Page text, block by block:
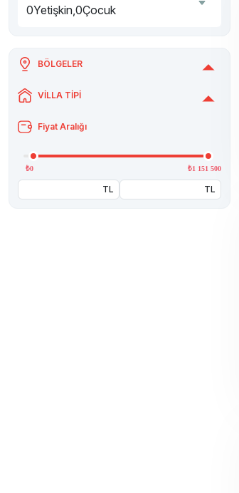
0Yetişkin,0Çocuk
BÖLGELER
VİLLA TİPİ
Fiyat Aralığı
₺0 ₺1 151 500
TL TL